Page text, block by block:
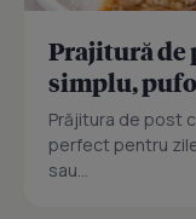
Prajitură de
simplu,
Prăjitura de post
perfect pentru
sau...